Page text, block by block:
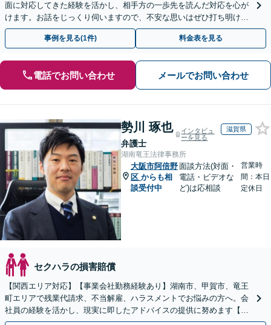
面に対応してきた経験を活かし、相手方の一歩先を読んだ対応を心が
けます。お話をじっくり伺いますので、不安な思いはぜひ打ち明けて
ください【夜間・休日相談可（要予約）】
事例を見る(1件) 料金表を見る
電話でお問い合わせ メールでお問い合わせ
勢川 琢也
弁護士
インタビュ
ーを見る
滋賀県
湖南竜王法律事務所
大阪市阿倍野
区 からも相
談受付中
面談方法(対面・
電話・ビデオな
ど)は応相談
営業時
間：本日
定休日
セクハラの損害賠償
【関西エリア対応】【事業会社勤務経験あり】湖南市、甲賀市、竜王
町エリアで残業代請求、不当解雇、ハラスメントでお悩みの方へ。会
社員の経験を活かし、現実に即したアドバイスの提供に努めます【労
使双方に対応】【Web面談OK】